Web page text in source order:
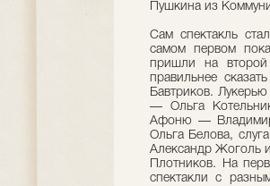
Пушкина из
Сам спектакль
самом первом
пришли на второй
правильнее
Бавтриков.
— Ольга
Афоню — Владимир
Ольга Белова,
Александр Жоголь
Плотников. На
спектакли с